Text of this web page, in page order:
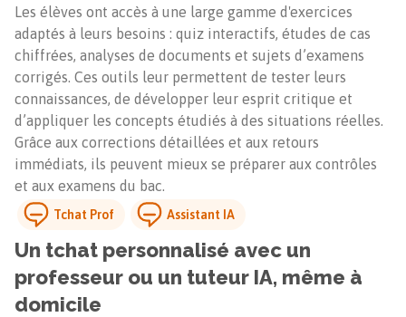
Les élèves ont accès à une large gamme d'exercices
adaptés à leurs besoins : quiz interactifs, études de cas
chiffrées, analyses de documents et sujets d’examens
corrigés. Ces outils leur permettent de tester leurs
connaissances, de développer leur esprit critique et
d’appliquer les concepts étudiés à des situations réelles.
Grâce aux corrections détaillées et aux retours
immédiats, ils peuvent mieux se préparer aux contrôles
et aux examens du bac.
Tchat Prof Assistant IA
Un tchat personnalisé avec un
professeur ou un tuteur IA, même à
domicile